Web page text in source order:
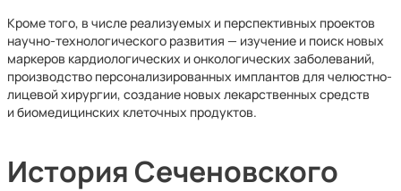
Кроме того, в числе реализуемых и перспективных проектов
научно-технологического развития — изучение и поиск новых
маркеров кардиологических и онкологических заболеваний,
производство персонализированных имплантов для челюстно-
лицевой хирургии, создание новых лекарственных средств
и биомедицинских клеточных продуктов.
История Сеченовского